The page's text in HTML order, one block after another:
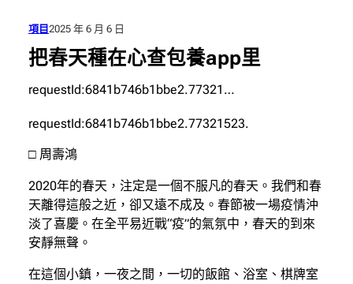
項目 2025 年 6 月 6 日
把春天種在心查包養app里
requestId:6841b746b1bbe2.77321…
requestId:6841b746b1bbe2.77321523.
□ 周壽鴻
2020年的春天，注定是一個不服凡的春天。我們和春
天離得這般之近，卻又遠不成及。春節被一場疫情沖
淡了喜慶。在全平易近戰“疫”的氣氛中，春天的到來
安靜無聲。
在這個小鎮，一夜之間，一切的飯館、浴室、棋牌室